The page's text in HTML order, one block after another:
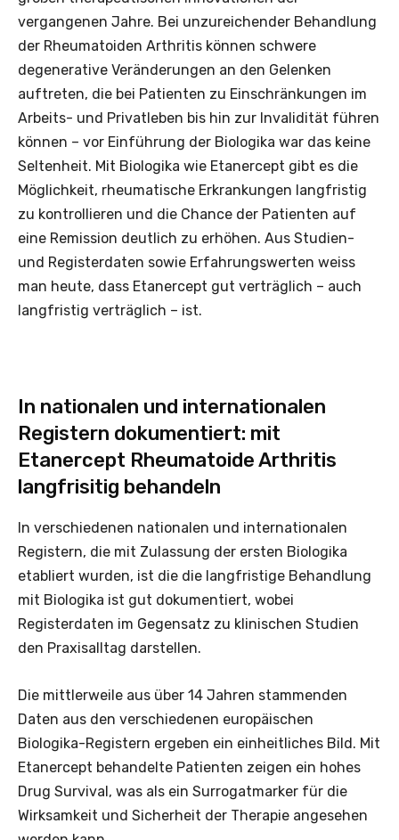
vergangenen Jahre. Bei unzureichender Behandlung
der Rheumatoiden Arthritis können schwere
degenerative Veränderungen an den Gelenken
auftreten, die bei Patienten zu Einschränkungen im
Arbeits- und Privatleben bis hin zur Invalidität führen
können – vor Einführung der Biologika war das keine
Seltenheit. Mit Biologika wie Etanercept gibt es die
Möglichkeit, rheumatische Erkrankungen langfristig
zu kontrollieren und die Chance der Patienten auf
eine Remission deutlich zu erhöhen. Aus Studien-
und Registerdaten sowie Erfahrungswerten weiss
man heute, dass Etanercept gut verträglich – auch
langfristig verträglich – ist.
In nationalen und internationalen
Registern dokumentiert: mit
Etanercept Rheumatoide Arthritis
langfrisitig behandeln
In verschiedenen nationalen und internationalen
Registern, die mit Zulassung der ersten Biologika
etabliert wurden, ist die die langfristige Behandlung
mit Biologika ist gut dokumentiert, wobei
Registerdaten im Gegensatz zu klinischen Studien
den Praxisalltag darstellen.
Die mittlerweile aus über 14 Jahren stammenden
Daten aus den verschiedenen europäischen
Biologika-Registern ergeben ein einheitliches Bild. Mit
Etanercept behandelte Patienten zeigen ein hohes
Drug Survival, was als ein Surrogatmarker für die
Wirksamkeit und Sicherheit der Therapie angesehen